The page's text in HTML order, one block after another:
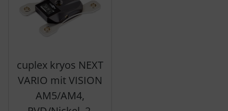
cuplex kryos NEXT
VARIO mit VISION
AM5/AM4,